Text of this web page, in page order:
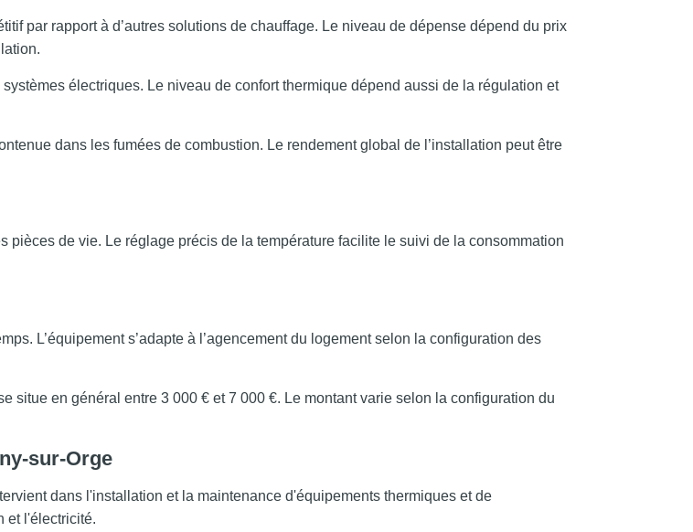
par rapport à d’autres solutions de chauffage. Le niveau de dépense dépend du prix
électriques. Le niveau de confort thermique dépend aussi de la régulation et
dans les fumées de combustion. Le rendement global de l’installation peut être
de vie. Le réglage précis de la température facilite le suivi de la consommation
L’équipement s’adapte à l’agencement du logement selon la configuration des
situe en général entre 3 000 € et 7 000 €. Le montant varie selon la configuration du
sur-Orge
dans l'installation et la maintenance d'équipements thermiques et de
et l'électricité.